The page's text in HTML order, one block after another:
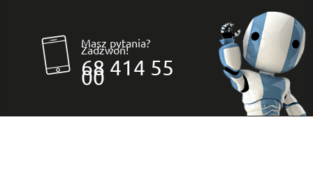
Masz pytania?
Zadzwoń!
68 414 55
00